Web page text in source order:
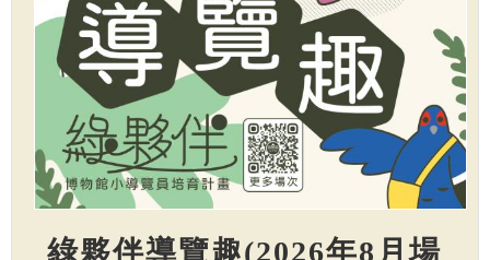
綠夥伴導覽趣(2026年8月場